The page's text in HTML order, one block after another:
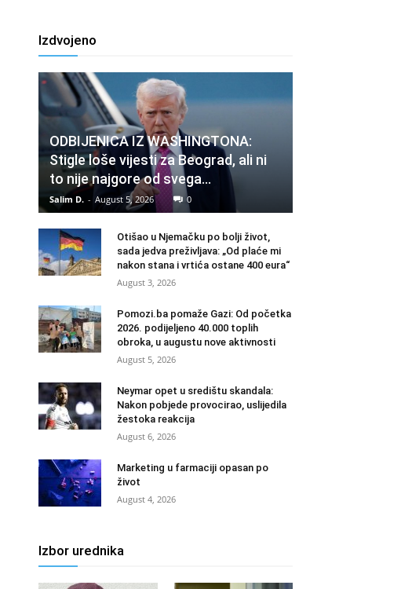
Izdvojeno
ODBIJENICA IZ WASHINGTONA:
Stigle loše vijesti za Beograd, ali ni
to nije najgore od svega…
Salim D. - August 5, 2026 0
Otišao u Njemačku po bolji život,
sada jedva preživljava: „Od plaće mi
nakon stana i vrtića ostane 400 eura“
August 3, 2026
Pomozi.ba pomaže Gazi: Od početka
2026. podijeljeno 40.000 toplih
obroka, u augustu nove aktivnosti
August 5, 2026
Neymar opet u središtu skandala:
Nakon pobjede provocirao, uslijedila
žestoka reakcija
August 6, 2026
Marketing u farmaciji opasan po
život
August 4, 2026
Izbor urednika